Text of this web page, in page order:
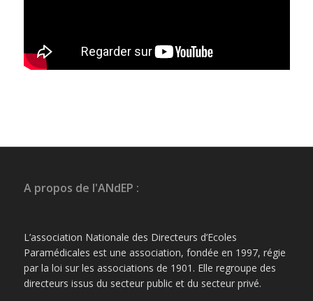
A propos de l'ANdEP :
L’association Nationale des Directeurs d’Ecoles
Paramédicales est une association, fondée en 1997, régie
par la loi sur les associations de 1901. Elle regroupe des
directeurs issus du secteur public et du secteur privé.